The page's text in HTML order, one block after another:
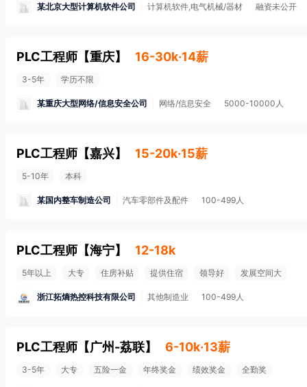
某北京大型计算机软件公司 计算机软件,电气机械/器材 融资未公开
PLC工程师 【重庆】 16-30k·14薪
3-5年 学历不限
某重庆大型网络/信息安全公司 网络/信息安全 5000-10000人
PLC工程师 【嘉兴】 15-20k·15薪
5-10年 本科
某国内整车制造公司 汽车零部件及配件 100-499人
PLC工程师 【海宁】 12-18k
5年以上 大专 住房补贴 提供住宿 领导好 发展空间大
浙江拓熵热控科技有限公司 其他制造业 100-499人
PLC工程师 【广州-荔联】 6-10k·13薪
3-5年 大专 五险一金 年终奖金 绩效奖金 全勤奖